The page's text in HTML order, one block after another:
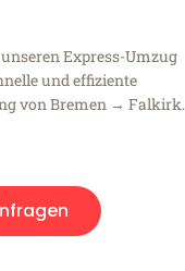
Express-Umzug
und effiziente
von Bremen → Falkirk.